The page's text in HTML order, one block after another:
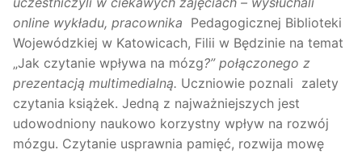
online wykładu, pracownika Pedagogicznej Biblioteki
Wojewódzkiej w Katowicach, Filii w Będzinie na temat
„Jak czytanie wpływa na mózg?” połączonego z
prezentacją multimedialną. Uczniowie poznali zalety
czytania książek. Jedną z najważniejszych jest
udowodniony naukowo korzystny wpływ na rozwój
mózgu. Czytanie usprawnia pamięć, rozwija mowę